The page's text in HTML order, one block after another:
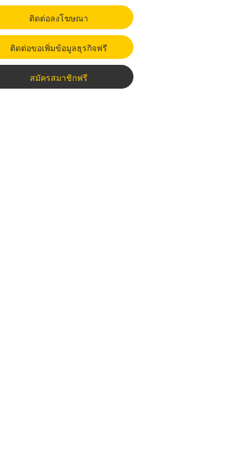
ติดต่อลงโฆษณา
ติดต่อขอเพิ่มข้อมูลธุรกิจฟรี
สมัครสมาชิกฟรี